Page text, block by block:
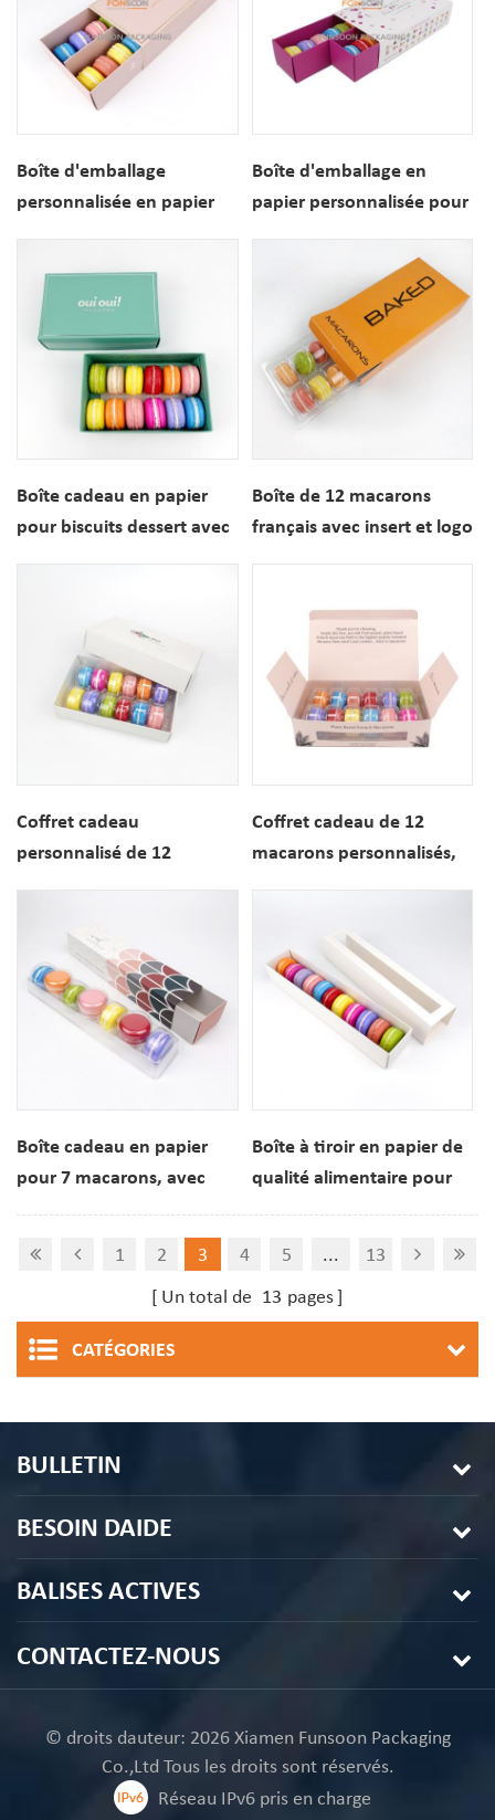
Boîte d'emballage
personnalisée en papier
Boîte d'emballage en
papier personnalisée pour
pour pâtisseries et
Boîte cadeau en papier
pour biscuits dessert avec
Boîte de 12 macarons
français avec insert et logo
Coffret cadeau
personnalisé de 12
Coffret cadeau de 12
macarons personnalisés,
Boîte cadeau en papier
pour 7 macarons, avec
Boîte à tiroir en papier de
qualité alimentaire pour
desserts et biscuits.
1 2 3 4 5 ...
13
Un total de 13 pages
CATÉGORIES
BULLETIN
BESOIN DAIDE
BALISES ACTIVES
CONTACTEZ-NOUS
© droits dauteur: 2026 Xiamen Funsoon Packaging
Co.,Ltd Tous les droits sont réservés.
Réseau IPv6 pris en charge